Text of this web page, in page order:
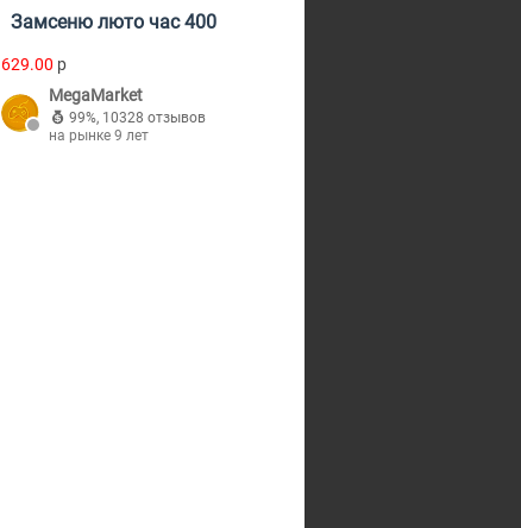
Замсеню люто час 400
629.00 p
MegaMarket
99%, 10328 отзывов
на рынке 9 лет